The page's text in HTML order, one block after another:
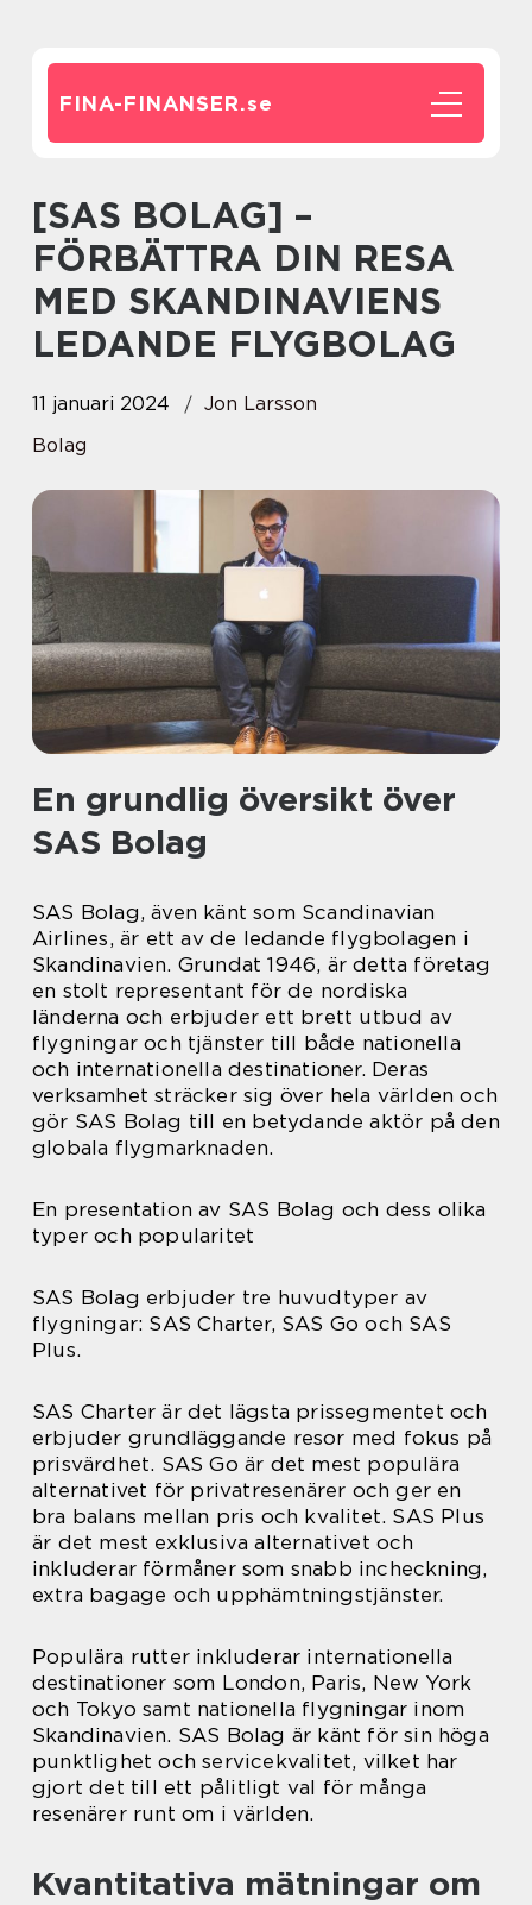
FINA-FINANSER.se
[SAS BOLAG] –
FÖRBÄTTRA DIN RESA
MED SKANDINAVIENS
LEDANDE FLYGBOLAG
11 januari 2024
Jon Larsson
Bolag
En grundlig översikt över
SAS Bolag
SAS Bolag, även känt som Scandinavian
Airlines, är ett av de ledande flygbolagen i
Skandinavien. Grundat 1946, är detta företag
en stolt representant för de nordiska
länderna och erbjuder ett brett utbud av
flygningar och tjänster till både nationella
och internationella destinationer. Deras
verksamhet sträcker sig över hela världen och
gör SAS Bolag till en betydande aktör på den
globala flygmarknaden.
En presentation av SAS Bolag och dess olika
typer och popularitet
SAS Bolag erbjuder tre huvudtyper av
flygningar: SAS Charter, SAS Go och SAS
Plus.
SAS Charter är det lägsta prissegmentet och
erbjuder grundläggande resor med fokus på
prisvärdhet. SAS Go är det mest populära
alternativet för privatresenärer och ger en
bra balans mellan pris och kvalitet. SAS Plus
är det mest exklusiva alternativet och
inkluderar förmåner som snabb incheckning,
extra bagage och upphämtningstjänster.
Populära rutter inkluderar internationella
destinationer som London, Paris, New York
och Tokyo samt nationella flygningar inom
Skandinavien. SAS Bolag är känt för sin höga
punktlighet och servicekvalitet, vilket har
gjort det till ett pålitligt val för många
resenärer runt om i världen.
Kvantitativa mätningar om